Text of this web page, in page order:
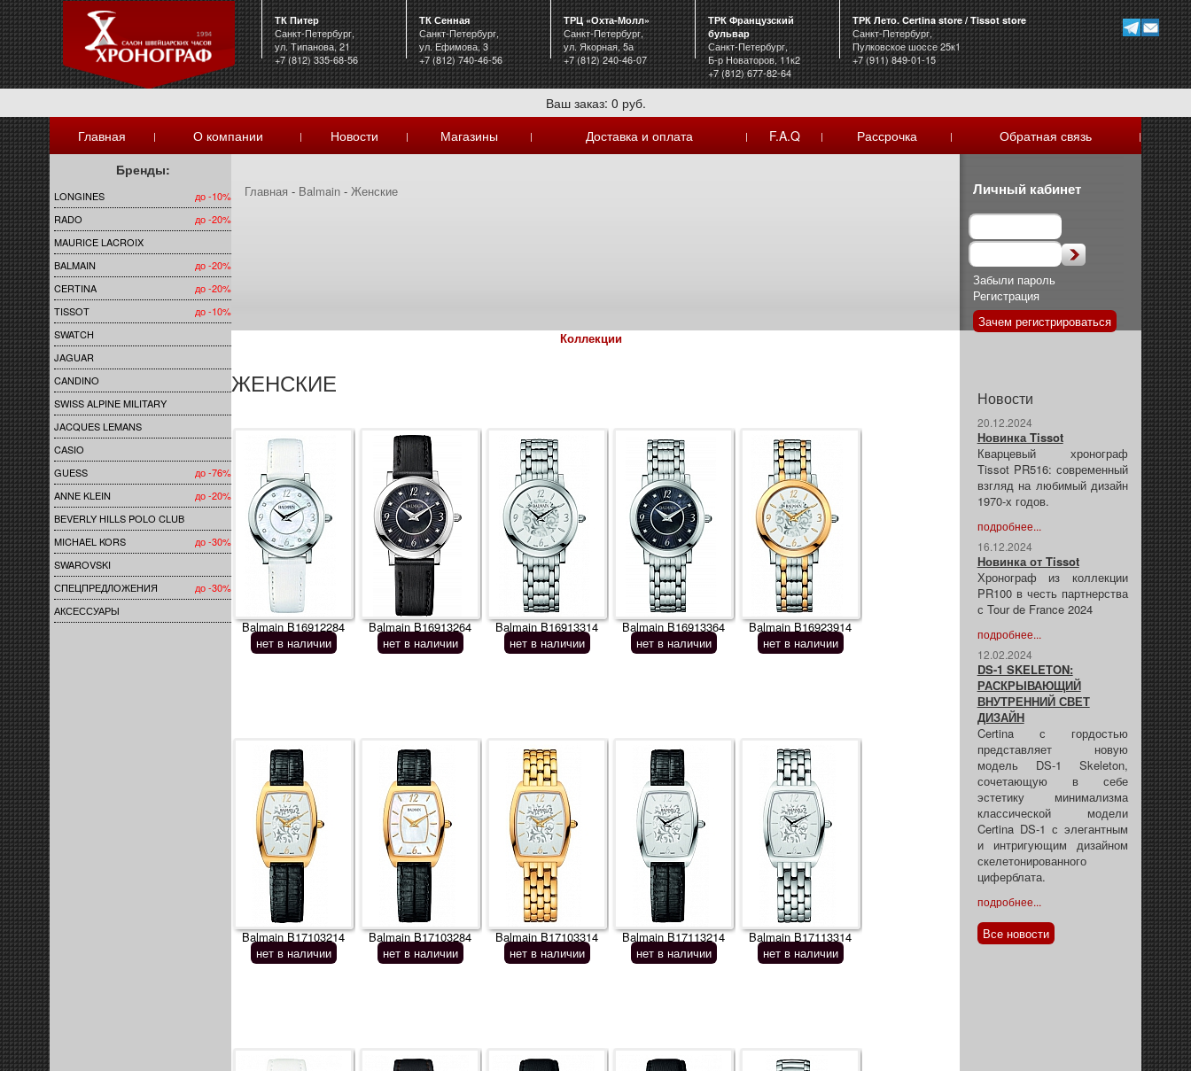
ТК Питер
Санкт-Петербург,
ул. Типанова, 21
+7 (812) 335-68-56
ТК Сенная
Санкт-Петербург,
ул. Ефимова, 3
+7 (812) 740-46-56
ТРЦ «Охта-Молл»
Санкт-Петербург,
ул. Якорная, 5а
+7 (812) 240-46-07
ТРК Французский
бульвар
Санкт-Петербург,
Б-р Новаторов, 11к2
+7 (812) 677-82-64
ТРК Лето. Certina store / Tissot store
Санкт-Петербург,
Пулковское шоссе 25к1
+7 (911) 849-01-15
Ваш заказ: 0 руб.
Главная
| О компании | Новости | Магазины | Доставка и оплата | F.A.Q | Рассрочка | Обратная связь |
Бренды:
LONGINES
до -10%
RADO
до -20%
MAURICE LACROIX
BALMAIN
до -20%
CERTINA
до -20%
TISSOT
до -10%
SWATCH
JAGUAR
CANDINO
SWISS ALPINE MILITARY
JACQUES LEMANS
CASIO
GUESS
до -76%
ANNE KLEIN
до -20%
BEVERLY HILLS POLO CLUB
MICHAEL KORS
до -30%
SWAROVSKI
СПЕЦПРЕДЛОЖЕНИЯ
до -30%
АКСЕССУАРЫ
Главная - Balmain -Женские
Коллекции
ЖЕНСКИЕ
Balmain B16912284
нет в наличии
Balmain B16913264
нет в наличии
Balmain B16913314
нет в наличии
Balmain B16913364
нет в наличии
Balmain B16923914
нет в наличии
Balmain B17103214
нет в наличии
Balmain B17103284
нет в наличии
Balmain B17103314
нет в наличии
Balmain B17113214
нет в наличии
Balmain B17113314
нет в наличии
Личный кабинет
Забыли пароль
Регистрация
Зачем регистрироваться
Новости
20.12.2024
Новинка Tissot
Кварцевый хронограф
Tissot PR516: современный
взгляд на любимый дизайн
1970-х годов.
подробнее...
16.12.2024
Новинка от Tissot
Хронограф из коллекции
PR100 в честь партнерства
с Tour de France 2024
подробнее...
12.02.2024
DS-1 SKELETON:
РАСКРЫВАЮЩИЙ
ВНУТРЕННИЙ СВЕТ
ДИЗАЙН
Certina с гордостью
представляет новую
модель DS-1 Skeleton,
сочетающую в себе
эстетику минимализма
классической модели
Certina DS-1 с элегантным
и интригующим дизайном
скелетонированного
циферблата.
подробнее...
Все новости